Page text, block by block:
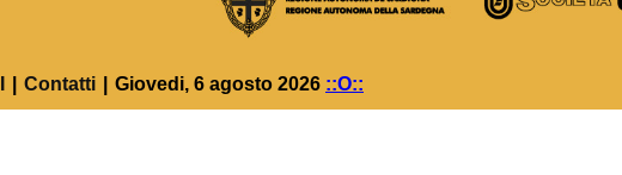
Contatti Giovedi, 6 agosto 2026 ::O::